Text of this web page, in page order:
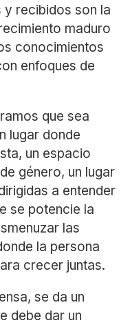
recibidos son la
maduro
conocimientos
enfoques de
que sea
lugar donde
un espacio
género, un lugar
a entender
se potencie la
las
la persona
crecer juntas.
se da un
debe dar un